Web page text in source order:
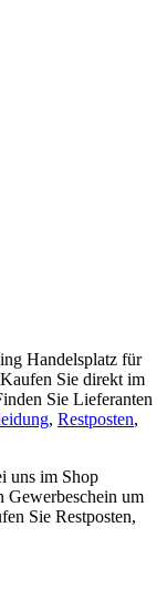
Handelsplatz für
Sie direkt im
Sie Lieferanten
, Restposten,
uns im Shop
Gewerbeschein um
Sie Restposten,